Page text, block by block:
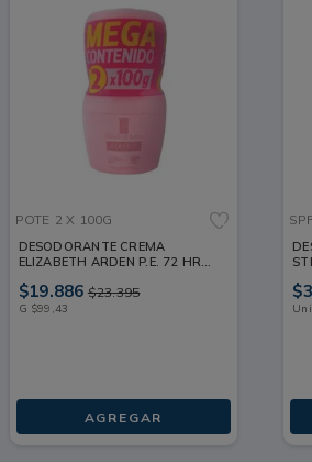
POTE 2 X 100G
DESODORANTE CREMA
ELIZABETH ARDEN P.E. 72 HRS
$19.886 $23.395
G $99 ,43
AGREGAR
$